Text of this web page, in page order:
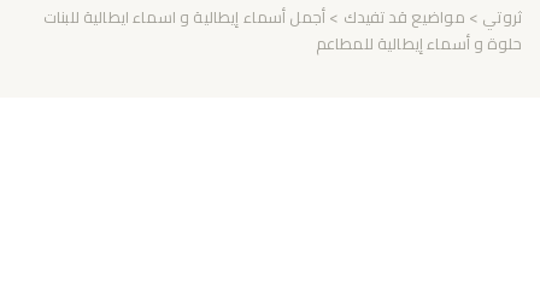
ثروتي > مواضيع قد تفيدك > أجمل أسماء إيطالية و اسماء ايطالية للبنات
حلوة و أسماء إيطالية للمطاعم